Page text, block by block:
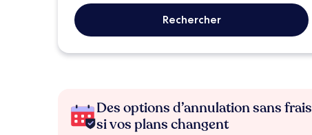
Rechercher
Des options d’annulation sans frais
si vos plans changent